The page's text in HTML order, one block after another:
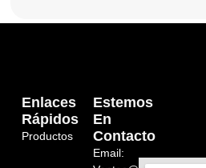
Enlaces
Rápidos
Productos
Estemos
En
Contacto
Email: